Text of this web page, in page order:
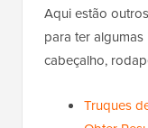
Aqui estão
para ter
cabeçalho,
Truques